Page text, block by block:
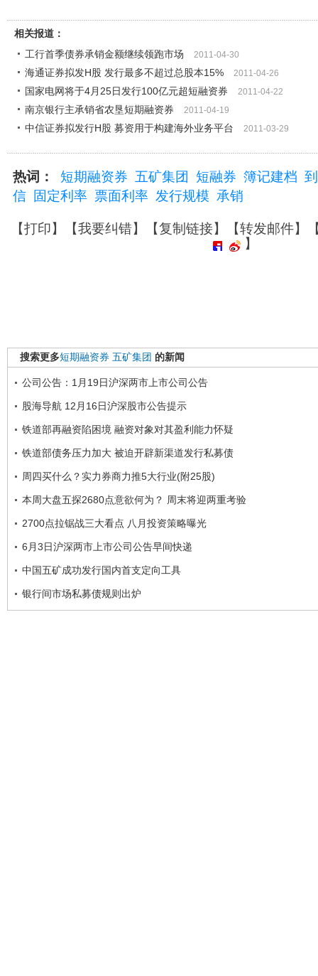
相关报道：
工行首季债券承销金额继续领跑市场
2011-04-30
海通证券拟发H股 发行最多不超过总股本15% 2011-04-26
国家电网将于4月25日发行100亿元超短融资券 2011-04-22
南京银行主承销省农垦短期融资券 2011-04-19
中信证券拟发行H股 募资用于构建海外业务平台 2011-03-29
热词： 短期融资券 五矿集团 短融券 簿记建档
信
固定利率 票面利率 发行规模 承销
【打印】【我要纠错】【复制链接】【转发邮件】
】
搜索更多短期融资券 五矿集团 的新闻
公司公告：1月19日沪深两市上市公司公告
股海导航 12月16日沪深股市公告提示
铁道部再融资陷困境 融资对象对其盈利能力怀疑
铁道部债务压力加大 被迫开辟新渠道发行私募债
周四买什么？实力券商力推5大行业(附25股)
本周大盘五探2680点意欲何为？ 周末将迎两重考验
2700点拉锯战三大看点 八月投资策略曝光
6月3日沪深两市上市公司公告早间快递
中国五矿成功发行国内首支定向工具
银行间市场私募债规则出炉